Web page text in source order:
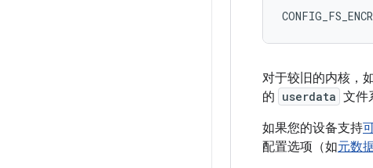
对于较旧的内核，
的 userdata 文件
如果您的设备支持
配置选项（如元数